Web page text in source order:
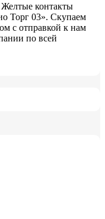
контакты
Торг 03». Скупаем
с отправкой к нам
по всей